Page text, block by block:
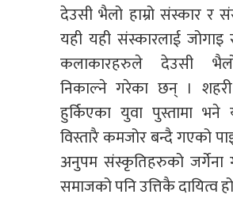
देउसी भैलो हाम्रो संस्कार र
यही यही संस्कारलाई जोगाइ
कलाकारहरुले देउसी
निकाल्ने गरेका छन् ।
हुर्किएका युवा पुस्तामा
विस्तारै कमजोर बन्दै गएको
अनुपम संस्कृतिहरुको जर्गेना
समाजको पनि उत्तिकै दायित्व